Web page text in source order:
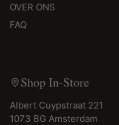
OVER ONS
FAQ
Shop In-Store
Albert Cuypstraat 221
1073 BG Amsterdam